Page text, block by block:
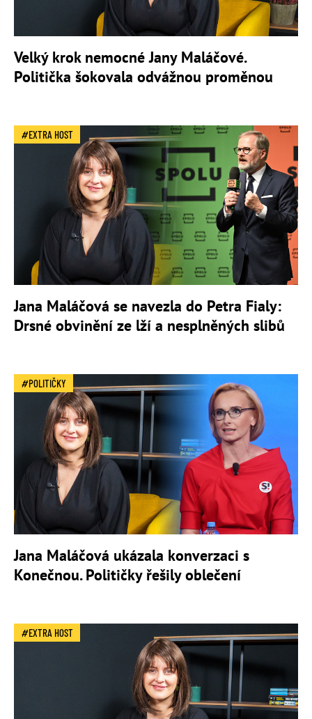
Velký krok nemocné Jany Maláčové.
Politička šokovala odvážnou proměnou
EXTRA HOST
Jana Maláčová se navezla do Petra Fialy:
Drsné obvinění ze lží a nesplněných slibů
POLITIČKY
Jana Maláčová ukázala konverzaci s
Konečnou. Političky řešily oblečení
EXTRA HOST